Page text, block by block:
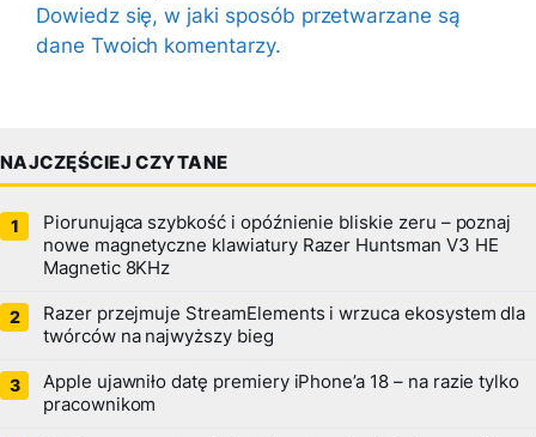
Dowiedz się, w jaki sposób przetwarzane są
dane Twoich komentarzy.
NAJCZĘŚCIEJ CZYTANE
Piorunująca szybkość i opóźnienie bliskie zeru – poznaj
nowe magnetyczne klawiatury Razer Huntsman V3 HE
Magnetic 8KHz
Razer przejmuje StreamElements i wrzuca ekosystem dla
twórców na najwyższy bieg
Apple ujawniło datę premiery iPhone’a 18 – na razie tylko
pracownikom